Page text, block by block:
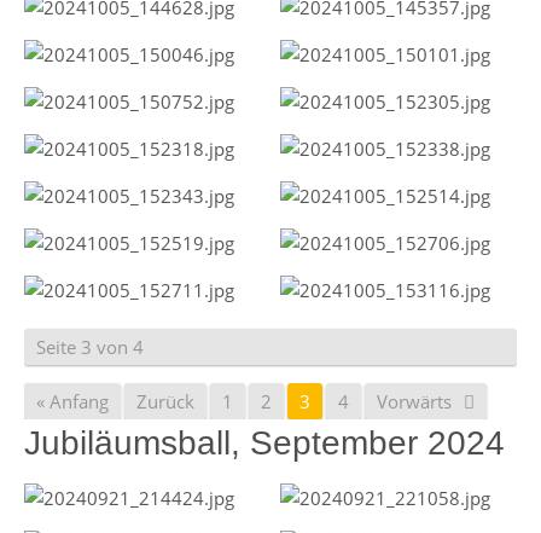
Seite 3 von 4
« Anfang Zurück 1 2 3 4 Vorwärts
Jubiläumsball, September 2024